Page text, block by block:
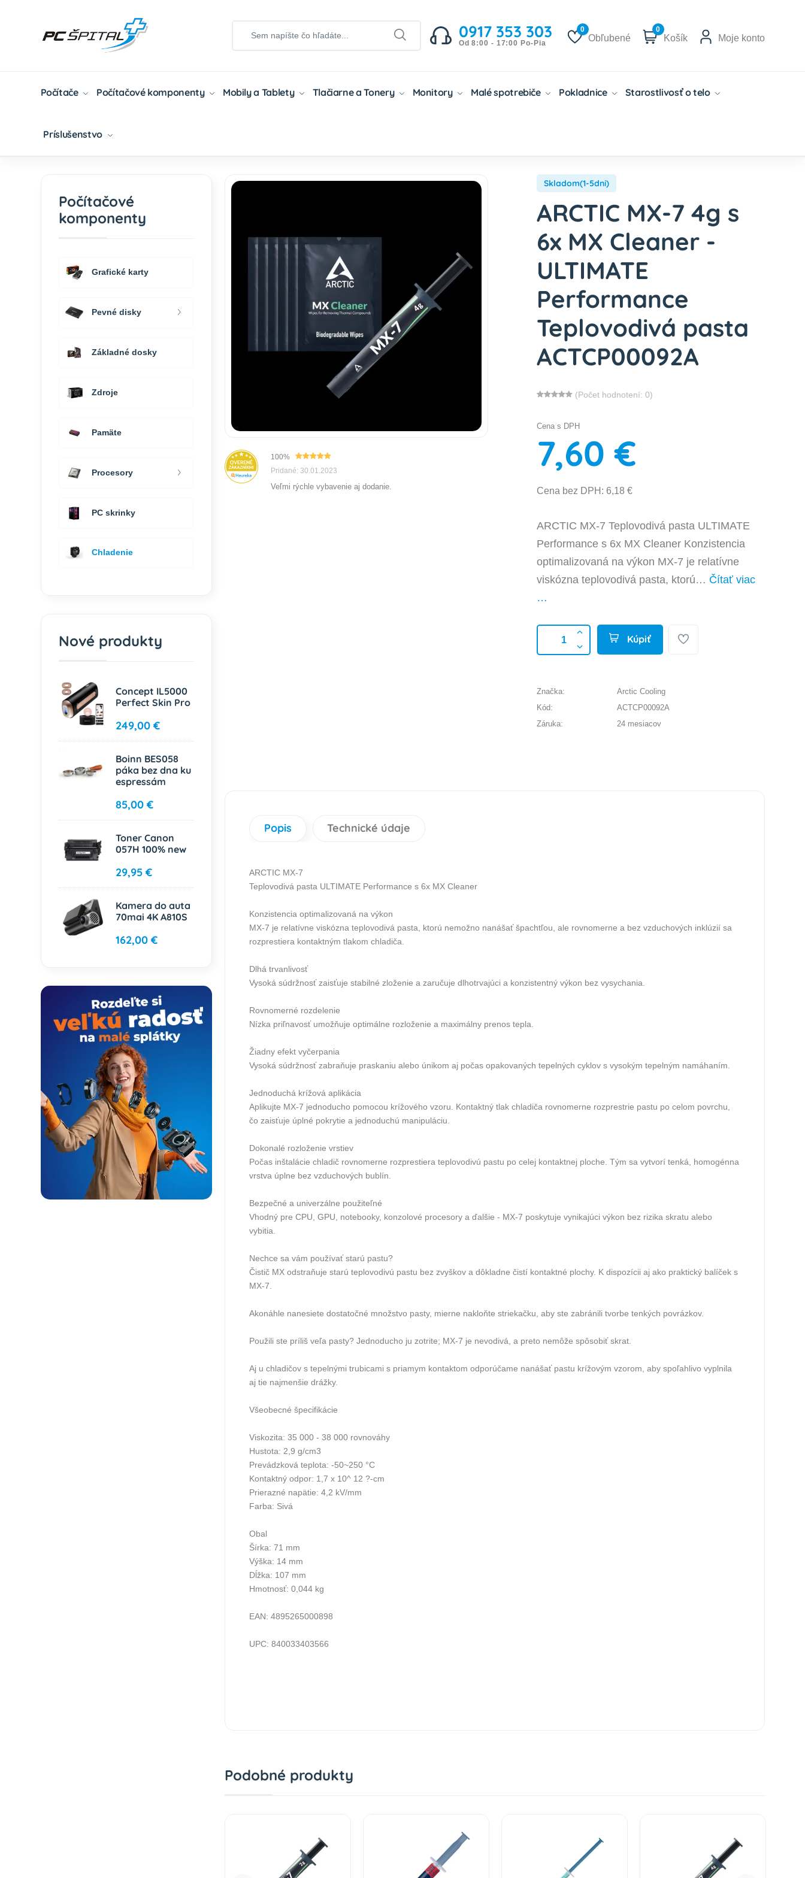
0917 353 303
Od 8:00 - 17:00 Po-Pia
0
Obľubené
0
Košík Moje konto
Počítače Počítačové komponenty Mobily a Tablety Tlačiarne a Tonery Monitory Malé spotrebiče Pokladnice Starostlivosť o telo
Príslušenstvo
Domov Počítačové Komponenty
100%
Pridané: 30.01.2023
Veľmi rýchle vybavenie aj dodanie.
Skladom(1-5dni)
ARCTIC MX-7 4g s
6x MX Cleaner -
ULTIMATE
Performance
Teplovodivá pasta
ACTCP00092A
(Počet hodnotení: 0)
Cena s DPH
7,60 €
Cena bez DPH: 6,18 €
ARCTIC MX-7 Teplovodivá pasta ULTIMATE
Performance s 6x MX Cleaner Konzistencia
optimalizovaná na výkon MX-7 je relatívne
viskózna teplovodivá pasta, ktorú… Čítať viac
…
Kúpiť
Značka:
Arctic Cooling
Kód:
ACTCP00092A
Záruka:
24 mesiacov
Popis Technické údaje
ARCTIC MX-7
Teplovodivá pasta ULTIMATE Performance s 6x MX Cleaner
Konzistencia optimalizovaná na výkon
MX-7 je relatívne viskózna teplovodivá pasta, ktorú nemožno nanášať špachtľou, ale rovnomerne a bez vzduchových inklúzií sa
rozprestiera kontaktným tlakom chladiča.
Dlhá trvanlivosť
Vysoká súdržnosť zaisťuje stabilné zloženie a zaručuje dlhotrvajúci a konzistentný výkon bez vysychania.
Rovnomerné rozdelenie
Nízka priľnavosť umožňuje optimálne rozloženie a maximálny prenos tepla.
Žiadny efekt vyčerpania
Vysoká súdržnosť zabraňuje praskaniu alebo únikom aj počas opakovaných tepelných cyklov s vysokým tepelným namáhaním.
Jednoduchá krížová aplikácia
Aplikujte MX-7 jednoducho pomocou krížového vzoru. Kontaktný tlak chladiča rovnomerne rozprestrie pastu po celom povrchu,
čo zaisťuje úplné pokrytie a jednoduchú manipuláciu.
Dokonalé rozloženie vrstiev
Počas inštalácie chladič rovnomerne rozprestiera teplovodivú pastu po celej kontaktnej ploche. Tým sa vytvorí tenká, homogénna
vrstva úplne bez vzduchových bublín.
Bezpečné a univerzálne použiteľné
Vhodný pre CPU, GPU, notebooky, konzolové procesory a ďalšie - MX-7 poskytuje vynikajúci výkon bez rizika skratu alebo
vybitia.
Nechce sa vám používať starú pastu?
Čistič MX odstraňuje starú teplovodivú pastu bez zvyškov a dôkladne čistí kontaktné plochy. K dispozícii aj ako praktický balíček s
MX-7.
Akonáhle nanesiete dostatočné množstvo pasty, mierne nakloňte striekačku, aby ste zabránili tvorbe tenkých povrázkov.
Použili ste príliš veľa pasty? Jednoducho ju zotrite; MX-7 je nevodivá, a preto nemôže spôsobiť skrat.
Aj u chladičov s tepelnými trubicami s priamym kontaktom odporúčame nanášať pastu krížovým vzorom, aby spoľahlivo vyplnila
aj tie najmenšie drážky.
Všeobecné špecifikácie
Viskozita: 35 000 - 38 000 rovnováhy
Hustota: 2,9 g/cm3
Prevádzková teplota: -50~250 °C
Kontaktný odpor: 1,7 x 10^ 12 ?-cm
Prierazné napätie: 4,2 kV/mm
Farba: Sivá
Obal
Šírka: 71 mm
Výška: 14 mm
Dĺžka: 107 mm
Hmotnosť: 0,044 kg
EAN: 4895265000898
UPC: 840033403566
Podobné produkty
Počítačové
komponenty
Grafické karty
Pevné disky
Základné dosky
Zdroje
Pamäte
Procesory
PC skrinky
Chladenie
Nové produkty
Concept IL5000
Perfect Skin Pro
249,00 €
Boinn BES058
páka bez dna ku
espressám
85,00 €
Toner Canon
057H 100% new
29,95 €
Kamera do auta
70mai 4K A810S
162,00 €